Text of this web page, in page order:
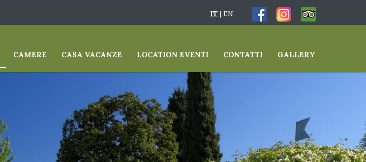
IT | EN
CAMERE CASA VACANZE LOCATION EVENTI CONTATTI GALLERY